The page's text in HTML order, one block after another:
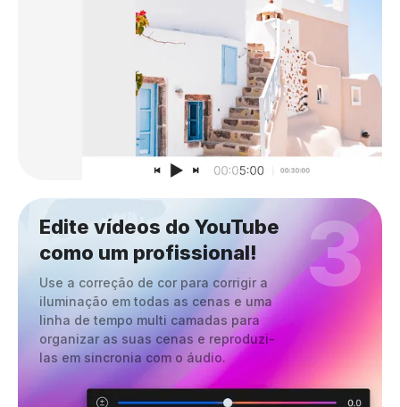
Edite vídeos do YouTube
como um profissional!
Use a correção de cor para corrigir a
iluminação em todas as cenas e uma
linha de tempo multi camadas para
organizar as suas cenas e reproduzi-
las em sincronia com o áudio.
3